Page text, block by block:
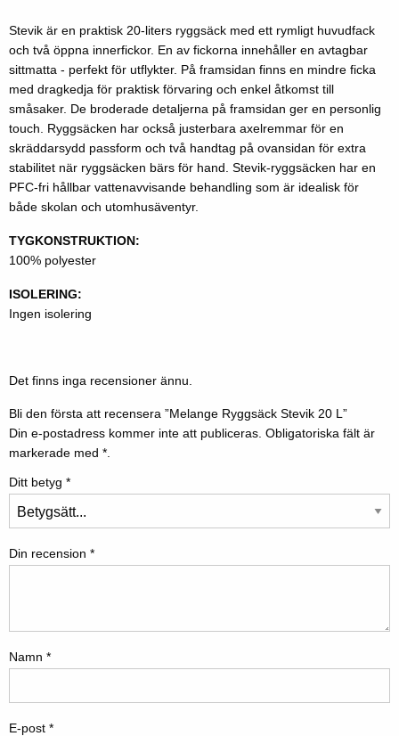
Stevik är en praktisk 20-liters ryggsäck med ett rymligt huvudfack
och två öppna innerfickor. En av fickorna innehåller en avtagbar
sittmatta - perfekt för utflykter. På framsidan finns en mindre ficka
med dragkedja för praktisk förvaring och enkel åtkomst till
småsaker. De broderade detaljerna på framsidan ger en personlig
touch. Ryggsäcken har också justerbara axelremmar för en
skräddarsydd passform och två handtag på ovansidan för extra
stabilitet när ryggsäcken bärs för hand. Stevik-ryggsäcken har en
PFC-fri hållbar vattenavvisande behandling som är idealisk för
både skolan och utomhusäventyr.
TYGKONSTRUKTION:
100% polyester
ISOLERING:
Ingen isolering
Det finns inga recensioner ännu.
Bli den första att recensera ”Melange Ryggsäck Stevik 20 L”
Din e-postadress kommer inte att publiceras. Obligatoriska fält är
markerade med *.
Ditt betyg *
Din recension *
Namn *
E-post *